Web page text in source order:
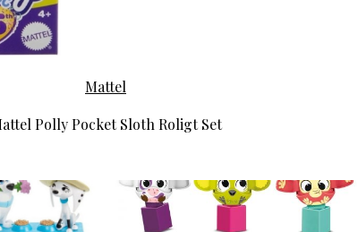
Mattel
Polly Pocket Sloth Roligt Set